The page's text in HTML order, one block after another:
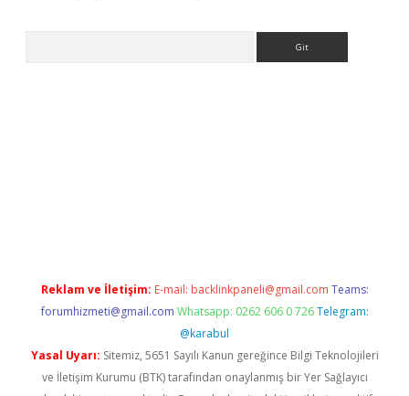
Reklam ve İletişim: E-mail: backlinkpaneli@gmail.com Teams:
forumhizmeti@gmail.com Whatsapp: 0262 606 0 726 Telegram:
@karabul
Yasal Uyarı: Sitemiz, 5651 Sayılı Kanun gereğince Bilgi Teknolojileri
ve İletişim Kurumu (BTK) tarafından onaylanmış bir Yer Sağlayıcı